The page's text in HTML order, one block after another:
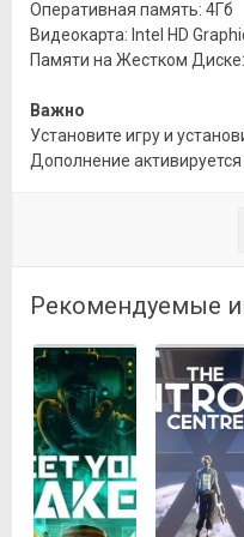
Оперативная память: 4Гб
Видеокарта: Intel HD
Памяти на Жестком
Важно
Установите игру и
Дополнение
Рекомендуемые